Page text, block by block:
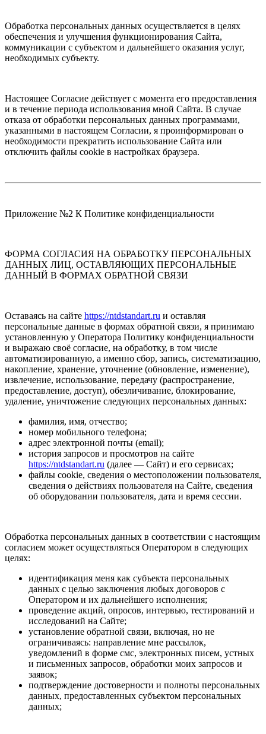
Обработка персональных данных осуществляется в целях
обеспечения и улучшения функционирования Сайта,
коммуникации с субъектом и дальнейшего оказания услуг,
необходимых субъекту.
Настоящее Согласие действует с момента его предоставления
и в течение периода использования мной Сайта. В случае
отказа от обработки персональных данных программами,
указанными в настоящем Согласии, я проинформирован о
необходимости прекратить использование Сайта или
отключить файлы cookie в настройках браузера.
Приложение №2 К Политике конфиденциальности
ФОРМА СОГЛАСИЯ НА ОБРАБОТКУ ПЕРСОНАЛЬНЫХ
ДАННЫХ ЛИЦ, ОСТАВЛЯЮЩИХ ПЕРСОНАЛЬНЫЕ
ДАННЫЙ В ФОРМАХ ОБРАТНОЙ СВЯЗИ
Оставаясь на сайте https://ntdstandart.ru и оставляя
персональные данные в формах обратной связи, я принимаю
установленную у Оператора Политику конфиденциальности
и выражаю своё согласие, на обработку, в том числе
автоматизированную, а именно сбор, запись, систематизацию,
накопление, хранение, уточнение (обновление, изменение),
извлечение, использование, передачу (распространение,
предоставление, доступ), обезличивание, блокирование,
удаление, уничтожение следующих персональных данных:
фамилия, имя, отчество;
номер мобильного телефона;
адрес электронной почты (email);
история запросов и просмотров на сайте
https://ntdstandart.ru (далее — Сайт) и его сервисах;
файлы cookie, сведения о местоположении пользователя,
сведения о действиях пользователя на Сайте, сведения
об оборудовании пользователя, дата и время сессии.
Обработка персональных данных в соответствии с настоящим
согласием может осуществляться Оператором в следующих
целях:
идентификация меня как субъекта персональных
данных с целью заключения любых договоров с
Оператором и их дальнейшего исполнения;
проведение акций, опросов, интервью, тестирований и
исследований на Сайте;
установление обратной связи, включая, но не
ограничиваясь: направление мне рассылок,
уведомлений в форме смс, электронных писем, устных
и письменных запросов, обработки моих запросов и
заявок;
подтверждение достоверности и полноты персональных
данных, предоставленных субъектом персональных
данных;